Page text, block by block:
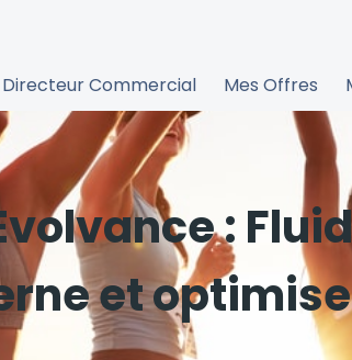
Directeur Commercial Mes Offres
:
et